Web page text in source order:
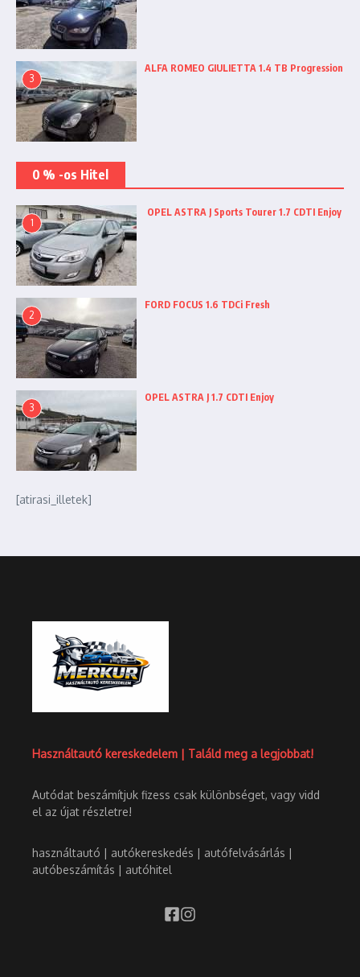
3
ALFA ROMEO GIULIETTA 1.4 TB Progression
0 % -os Hitel
1
OPEL ASTRA J Sports Tourer 1.7 CDTI Enjoy
2
FORD FOCUS 1.6 TDCi Fresh
3
OPEL ASTRA J 1.7 CDTI Enjoy
[atirasi_illetek]
Használtautó kereskedelem | Találd meg a legjobbat!
Autódat beszámítjuk fizess csak különbséget, vagy vidd
el az újat részletre!
használtautó | autókereskedés | autófelvásárlás |
autóbeszámítás | autóhitel